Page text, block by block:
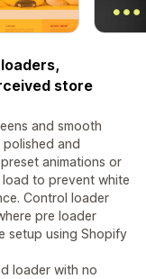
store
and smooth
and
animations or
load to prevent white
Control loader
pre loader
setup using Shopify
loader with no